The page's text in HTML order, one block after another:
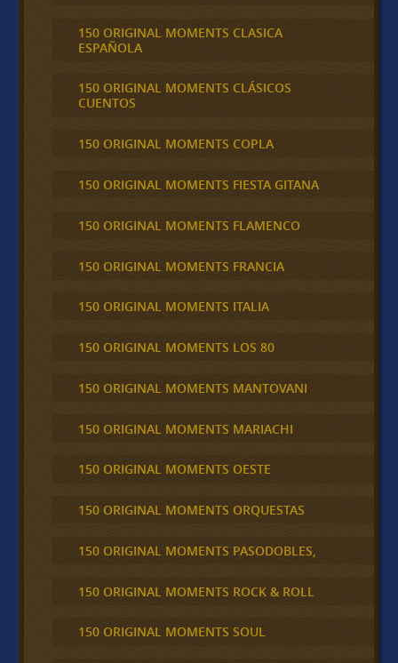
150 ORIGINAL MOMENTS CLASICA
ESPAÑOLA
150 ORIGINAL MOMENTS CLÁSICOS
CUENTOS
150 ORIGINAL MOMENTS COPLA
150 ORIGINAL MOMENTS FIESTA GITANA
150 ORIGINAL MOMENTS FLAMENCO
150 ORIGINAL MOMENTS FRANCIA
150 ORIGINAL MOMENTS ITALIA
150 ORIGINAL MOMENTS LOS 80
150 ORIGINAL MOMENTS MANTOVANI
150 ORIGINAL MOMENTS MARIACHI
150 ORIGINAL MOMENTS OESTE
150 ORIGINAL MOMENTS ORQUESTAS
150 ORIGINAL MOMENTS PASODOBLES,
150 ORIGINAL MOMENTS ROCK & ROLL
150 ORIGINAL MOMENTS SOUL